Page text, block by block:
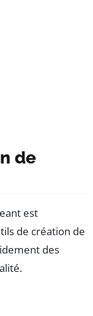
de
est
de création de
des